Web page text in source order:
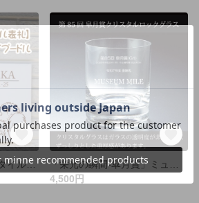
【幸せを運ぶわんこのタイル表札】トイプードル
4,500円